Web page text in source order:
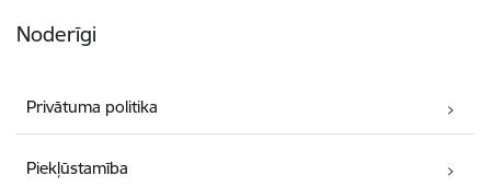
Noderīgi
Privātuma politika
Piekļūstamība